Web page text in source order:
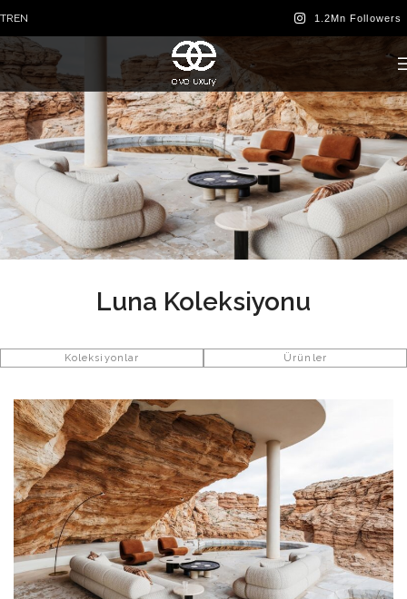
TREN
Luna Koleksiyonu
Koleksiyonlar Ürünler